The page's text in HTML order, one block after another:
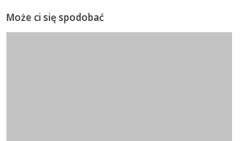
Może ci się spodobać